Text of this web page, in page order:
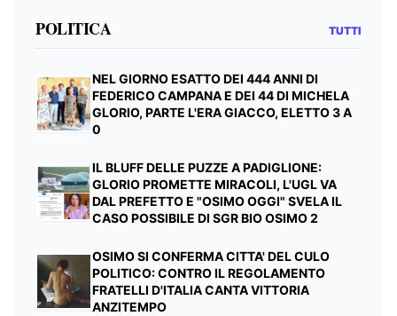
POLITICA TUTTI
NEL GIORNO ESATTO DEI 444 ANNI DI
FEDERICO CAMPANA E DEI 44 DI MICHELA
GLORIO, PARTE L'ERA GIACCO, ELETTO 3 A
0
IL BLUFF DELLE PUZZE A PADIGLIONE:
GLORIO PROMETTE MIRACOLI, L'UGL VA
DAL PREFETTO E "OSIMO OGGI" SVELA IL
CASO POSSIBILE DI SGR BIO OSIMO 2
OSIMO SI CONFERMA CITTA' DEL CULO
POLITICO: CONTRO IL REGOLAMENTO
FRATELLI D'ITALIA CANTA VITTORIA
ANZITEMPO